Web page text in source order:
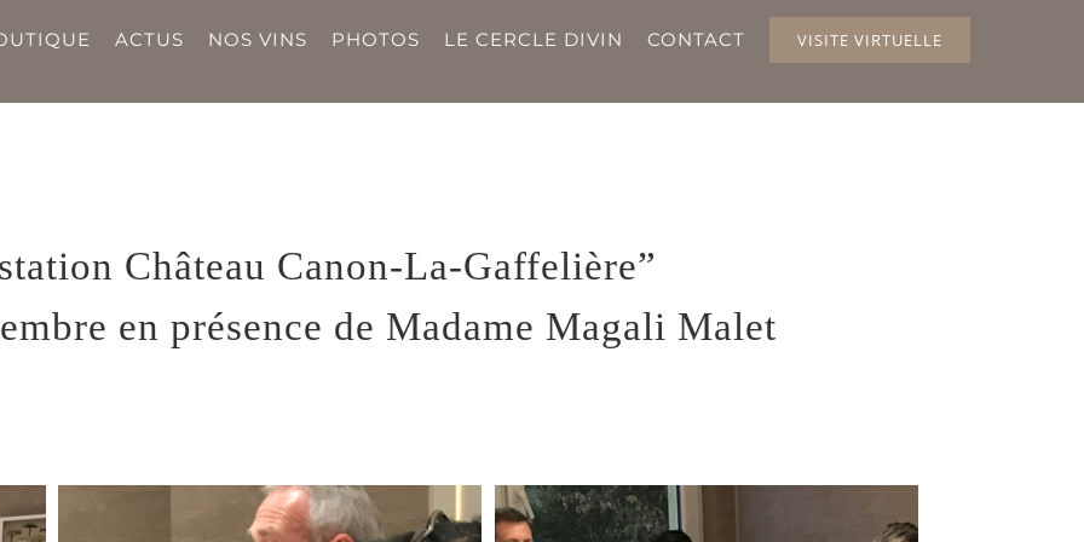
ACTUS NOS VINS PHOTOS LE CERCLE DIVIN CONTACT VISITE VIRTUELLE
Château Canon-La-Gaffelière”
en présence de Madame Magali Malet